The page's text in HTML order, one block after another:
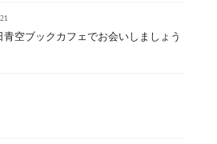
青空ブックカフェでお会いしましょう